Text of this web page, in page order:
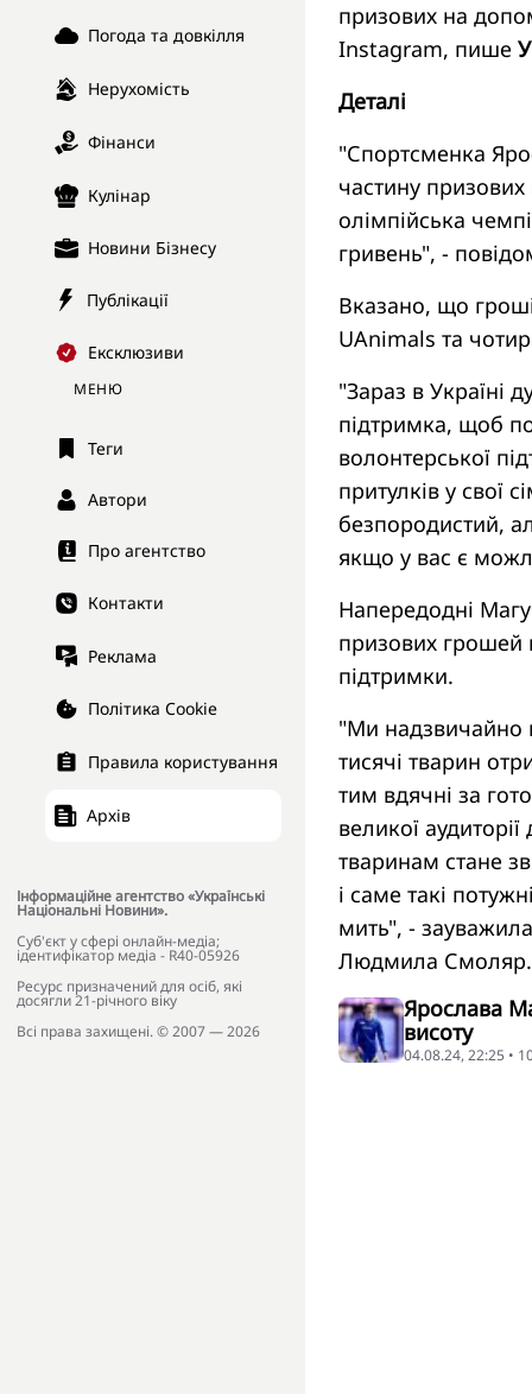
Погода та довкілля
Нерухомість
Фінанси
Кулінар
Новини Бізнесу
Публікації
Ексклюзиви
МЕНЮ
Теги
Автори
Про агентство
Контакти
Реклама
Політика Cookie
Правила користування
Архів
Інформаційне агентство «Українські
Національні Новини».
Cуб'єкт у сфері онлайн-медіа;
ідентифікатор медіа - R40-05926
Ресурс призначений для осіб, які
досягли 21-річного віку
Всі права захищені. © 2007 — 2026
призових на
Instagram, пише
Деталі
"Спортсменка
частину
олімпійська
гривень", -
Вказано, що
UAnimals та
"Зараз в Україні
підтримка, щоб
волонтерської
притулків у свої
безпородистий,
якщо у вас є
Напередодні
призових грошей
підтримки.
"Ми надзвичайно
тисячі тварин
тим вдячні за
великої
тваринам стане
і саме такі
мить", -
Людмила Смоляр.
Ярослава
висоту
04.08.24, 22:25 •